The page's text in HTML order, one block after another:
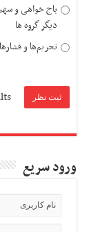
باج خواهی و
دیگر گروه ها
تحریم‌ها و
ورود سریع